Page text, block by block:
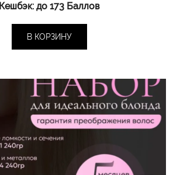
Кешбэк: до 173 Баллов
В КОРЗИНУ